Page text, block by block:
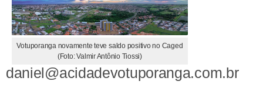
Votuporanga novamente teve saldo positivo no Caged
(Foto: Valmir Antônio Tiossi)
daniel@acidadevotuporanga.com.br